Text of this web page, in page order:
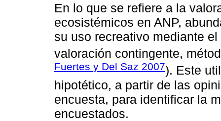
En lo que se refiere a la
ecosistémicos en ANP,
su uso recreativo mediante
valoración contingente,
Fuertes y Del Saz 2007). Este
hipotético, a partir de las
encuesta, para identificar la
encuestados.